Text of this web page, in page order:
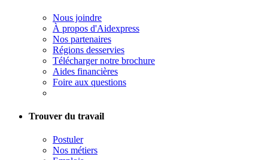
Nous joindre
À propos d'Aidexpress
Nos partenaires
Régions desservies
Télécharger notre brochure
Aides financières
Foire aux questions
Trouver du travail
Postuler
Nos métiers